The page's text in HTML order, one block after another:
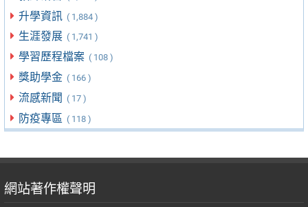
升學資訊 ( 1,884 )
生涯發展 ( 1,741 )
學習歷程檔案 ( 108 )
獎助學金 ( 166 )
流感新聞 ( 17 )
防疫專區 ( 118 )
網站著作權聲明